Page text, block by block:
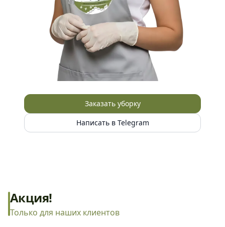
Заказать уборку
Написать в Telegram
Акция!
Только для наших клиентов